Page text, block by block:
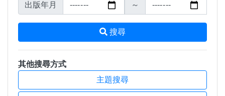
出版年月 ～
搜尋
其他搜尋方式
主題搜尋